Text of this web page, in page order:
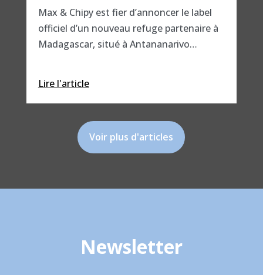
Max & Chipy est fier d’annoncer le label
officiel d’un nouveau refuge partenaire à
Madagascar, situé à Antananarivo…
Lire l'article
Voir plus d'articles
Newsletter